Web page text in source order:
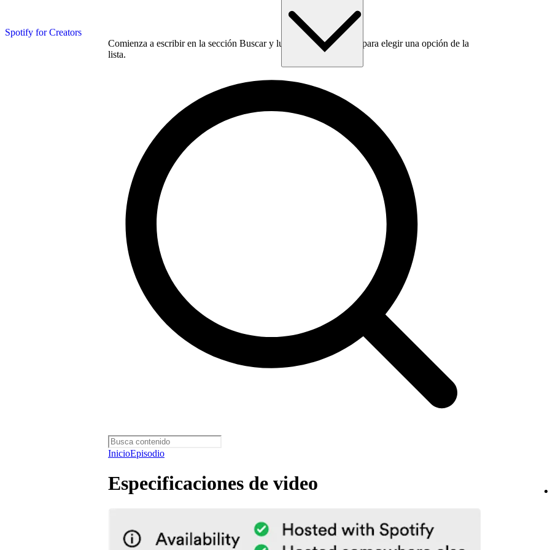
Spotify for Creators
Comienza a escribir en la sección Buscar y luego usa la tecla Tab para elegir una opción de la
lista.
InicioEpisodio
Especificaciones de video